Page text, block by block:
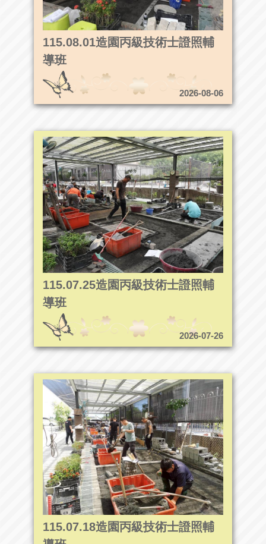
115.08.01造園丙級技術士證照輔
導班
2026-08-06
115.07.25造園丙級技術士證照輔
導班
2026-07-26
115.07.18造園丙級技術士證照輔